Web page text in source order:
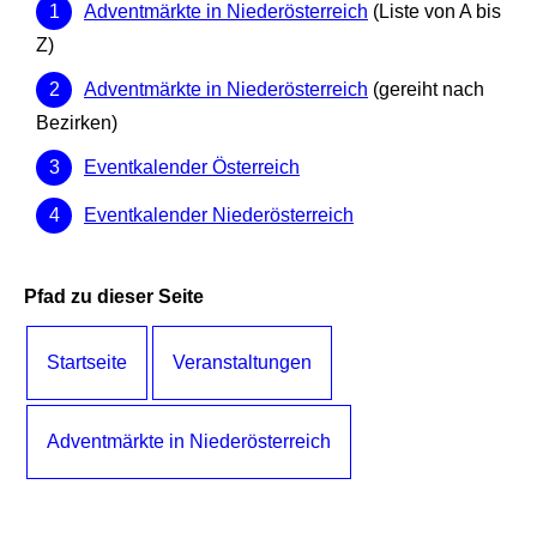
Adventmärkte in Niederösterreich (Liste von A bis
Z)
Adventmärkte in Niederösterreich (gereiht nach
Bezirken)
Eventkalender Österreich
Eventkalender Niederösterreich
Pfad zu dieser Seite
Startseite Veranstaltungen
Adventmärkte in Niederösterreich